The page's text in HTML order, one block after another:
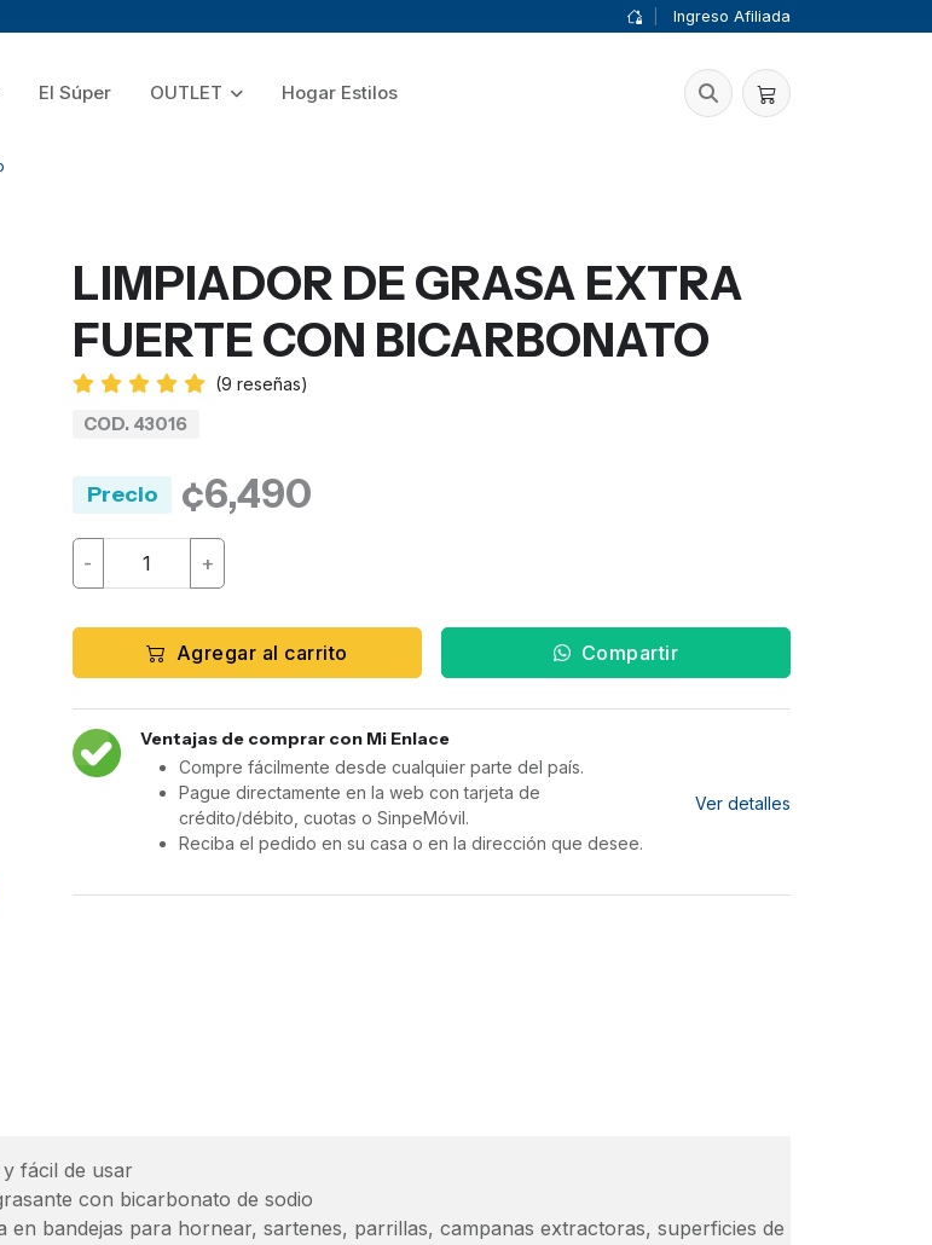
Ingreso Afiliada
El Súper OUTLET Hogar Estilos
LIMPIADOR DE GRASA EXTRA
FUERTE CON BICARBONATO
(9 reseñas)
COD. 43016
Precio ¢6,490
- +
Agregar al carrito Compartir
Ventajas de comprar con Mi Enlace
Compre fácilmente desde cualquier parte del país.
Pague directamente en la web con tarjeta de
crédito/débito, cuotas o SinpeMóvil.
Reciba el pedido en su casa o en la dirección que desee.
Ver detalles
fácil de usar
con bicarbonato de sodio
en bandejas para hornear, sartenes, parrillas, campanas extractoras, superficies de cocina y más